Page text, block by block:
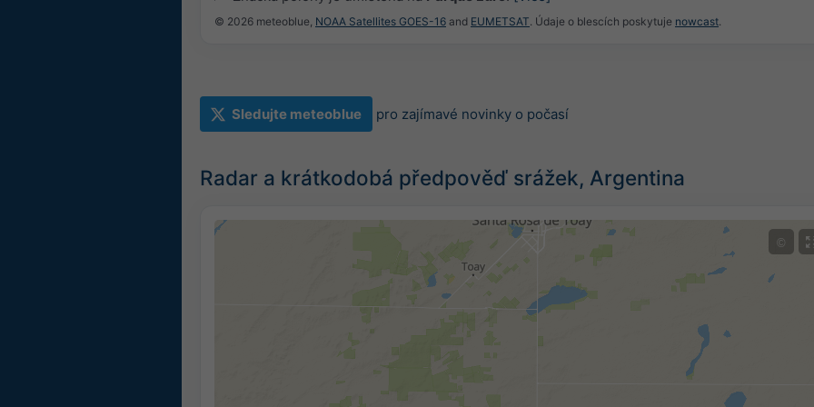
© 2026 meteoblue, NOAA Satellites GOES-16 and EUMETSAT. Údaje o blescích poskytuje nowcast.
Sledujte meteoblue pro zajímavé novinky o počasí
Radar a krátkodobá předpověď srážek, Argentina
©